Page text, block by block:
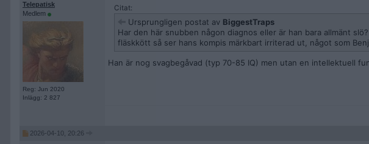
Telepatisk
Medlem
Reg: Jun 2020
Inlägg: 2 827
Citat:
Ursprungligen postat av BiggestTraps
Har den här snubben någon diagnos eller är han bara allmänt
fläskkött så ser hans kompis märkbart irriterad ut, något som
Han är nog svagbegåvad (typ 70-85 IQ) men utan en intellektuell
2026-04-10, 20:26